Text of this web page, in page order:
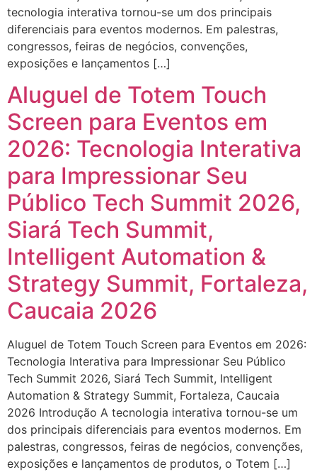
tecnologia interativa tornou-se um dos principais
diferenciais para eventos modernos. Em palestras,
congressos, feiras de negócios, convenções,
exposições e lançamentos […]
Aluguel de Totem Touch
Screen para Eventos em
2026: Tecnologia Interativa
para Impressionar Seu
Público Tech Summit 2026,
Siará Tech Summit,
Intelligent Automation &
Strategy Summit, Fortaleza,
Caucaia 2026
Aluguel de Totem Touch Screen para Eventos em 2026:
Tecnologia Interativa para Impressionar Seu Público
Tech Summit 2026, Siará Tech Summit, Intelligent
Automation & Strategy Summit, Fortaleza, Caucaia
2026 Introdução A tecnologia interativa tornou-se um
dos principais diferenciais para eventos modernos. Em
palestras, congressos, feiras de negócios, convenções,
exposições e lançamentos de produtos, o Totem […]